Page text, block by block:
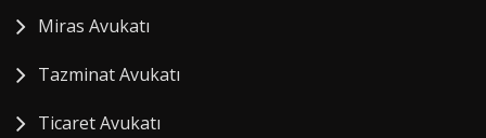
Miras Avukatı
Tazminat Avukatı
Ticaret Avukatı